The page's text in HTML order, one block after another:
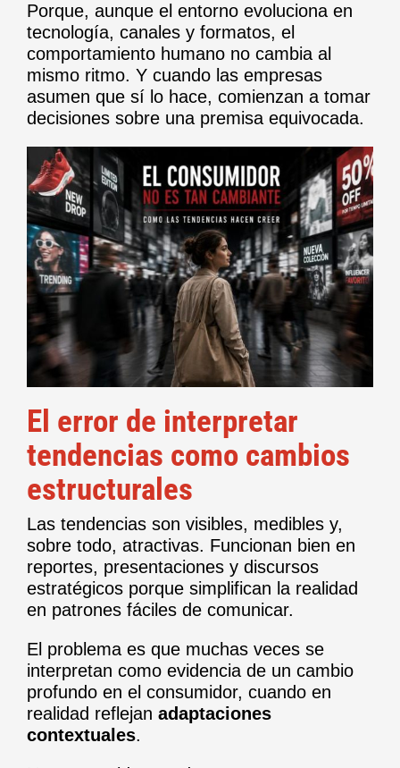
Porque, aunque el entorno evoluciona en
tecnología, canales y formatos, el
comportamiento humano no cambia al
mismo ritmo. Y cuando las empresas
asumen que sí lo hace, comienzan a tomar
decisiones sobre una premisa equivocada.
El error de interpretar
tendencias como cambios
estructurales
Las tendencias son visibles, medibles y,
sobre todo, atractivas. Funcionan bien en
reportes, presentaciones y discursos
estratégicos porque simplifican la realidad
en patrones fáciles de comunicar.
El problema es que muchas veces se
interpretan como evidencia de un cambio
profundo en el consumidor, cuando en
realidad reflejan adaptaciones
contextuales.